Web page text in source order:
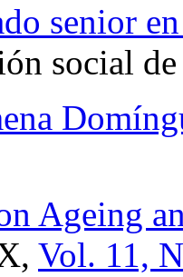
senior
social de
Ageing
Vol. 11,